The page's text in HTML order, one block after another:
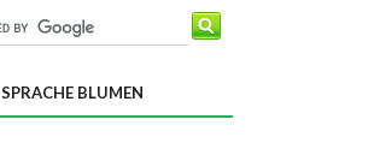
SPRACHE BLUMEN